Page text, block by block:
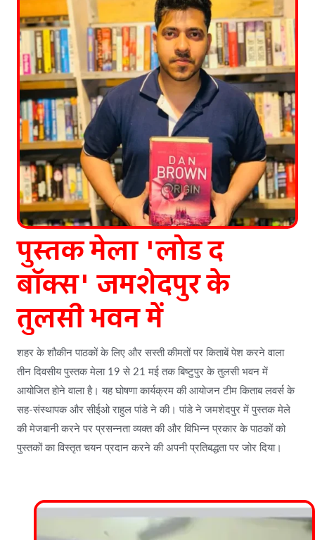
पुस्तक मेला 'लोड द
बॉक्स' जमशेदपुर के
तुलसी भवन में
शहर के शौकीन पाठकों के लिए और सस्ती कीमतों पर किताबें पेश करने वाला
तीन दिवसीय पुस्तक मेला 19 से 21 मई तक बिष्टुपुर के तुलसी भवन में
आयोजित होने वाला है। यह घोषणा कार्यक्रम की आयोजन टीम किताब लवर्स के
सह-संस्थापक और सीईओ राहुल पांडे ने की। पांडे ने जमशेदपुर में पुस्तक मेले
की मेजबानी करने पर प्रसन्नता व्यक्त की और विभिन्न प्रकार के पाठकों को
पुस्तकों का विस्तृत चयन प्रदान करने की अपनी प्रतिबद्धता पर जोर दिया।